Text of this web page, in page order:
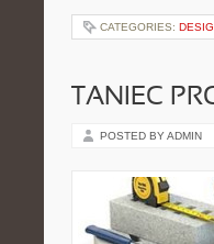
CATEGORIES:
TANIEC
POSTED BY ADMIN